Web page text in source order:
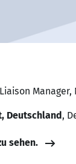
Manager,
Deutschland,
sehen.